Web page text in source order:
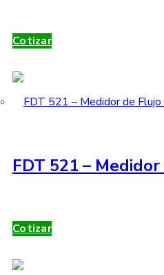
Cotizar
FDT 521 –
Cotizar